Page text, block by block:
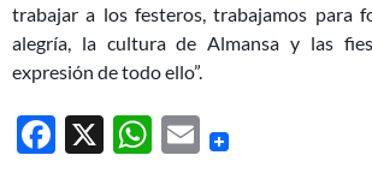
trabajar a los festeros, trabajamos para
alegría, la cultura de Almansa y las
expresión de todo ello”.
F
X
W E